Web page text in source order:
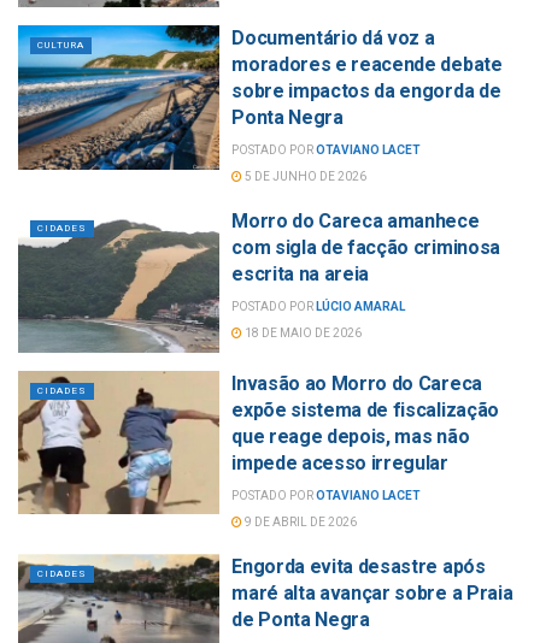
CULTURA
Documentário dá voz a
moradores e reacende debate
sobre impactos da engorda de
Ponta Negra
POSTADO POROTAVIANO LACET
5 DE JUNHO DE 2026
CIDADES
Morro do Careca amanhece
com sigla de facção criminosa
escrita na areia
POSTADO POR LÚCIO AMARAL
18 DE MAIO DE 2026
CIDADES
Invasão ao Morro do Careca
expõe sistema de fiscalização
que reage depois, mas não
impede acesso irregular
POSTADO POROTAVIANO LACET
9 DE ABRIL DE 2026
CIDADES
Engorda evita desastre após
maré alta avançar sobre a Praia
de Ponta Negra